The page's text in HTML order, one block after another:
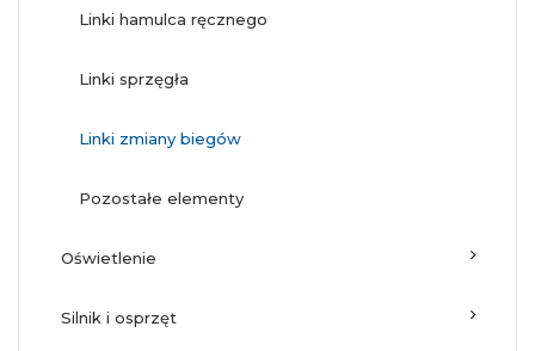
linki hamulca ręcznego
linki sprzęgła
linki zmiany biegów
pozostałe elementy
oświetlenie
silnik i osprzęt